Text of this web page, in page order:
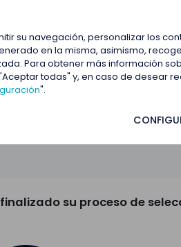
su navegación, personalizar los
en la misma, asimismo,
Para obtener más información
todas" y, en caso de desear
".
su proceso de